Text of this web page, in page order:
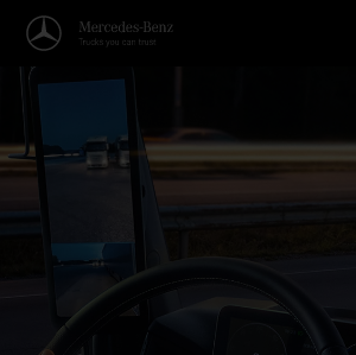
Bine ați venit în